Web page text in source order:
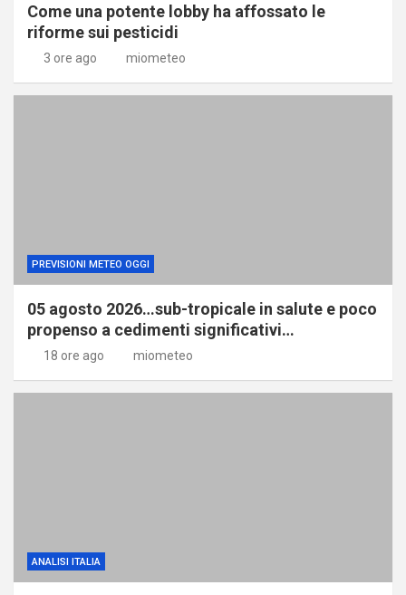
Come una potente lobby ha affossato le
riforme sui pesticidi
3 ore ago miometeo
PREVISIONI METEO OGGI
05 agosto 2026…sub-tropicale in salute e poco
propenso a cedimenti significativi…
18 ore ago miometeo
ANALISI ITALIA